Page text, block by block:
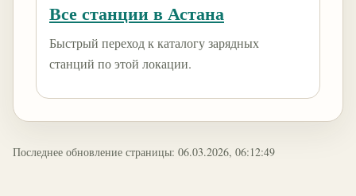
Все станции в Астана
Быстрый переход к каталогу зарядных
станций по этой локации.
Последнее обновление страницы: 06.03.2026, 06:12:49